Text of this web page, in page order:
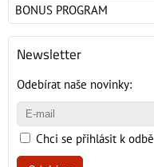
BONUS PROGRAM
Newsletter
Odebírat naše novinky:
Chci se přihlásit k